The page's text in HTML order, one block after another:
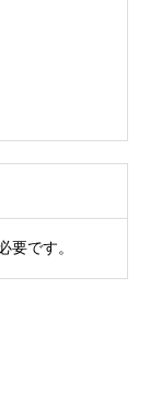
要です。